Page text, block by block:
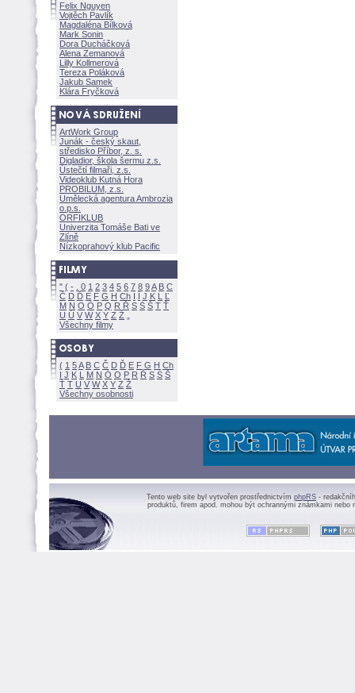
Felix Nguyen
Vojtěch Pavlík
Magdaléna Bílkov
Mark Sonin
Dora Ducháčkov
Alena Zemanov
Lilly Kollmerov
Tereza Polákov
Jakub Samek
Klára Fryčkov
ArtWork Group
Junák - český skaut,
středisko Příbor, z. s.
Digladior, škola šermu z.s.
Ústečtí filmaři, z.s.
Videoklub Kutná Hora
PROBILUM, z.s.
Umělecká agentura Ambrozia
o.p.s.
ORFIKLUB
Univerzita Tomáše Bati ve
Zlíně
Nízkoprahový klub Pacific
" ( - 0 1 2 3 4 5 6 7 8 9A B C
Č D Ď E F G H Ch I Í J K L
Ľ
M N O Ó P Q R Ř S Ś T Ť
U Ú V W X Y Z
Všechny filmy
( 1 5A B C Č D Ď E F G H Ch
I J K L M N Ó O P R Ř S Ś
Ť T U V W X Y Z
Všechny osobnosti
Tento web site byl vytvořen prostřednictvím phpRS -
produktů, firem apod. mohou být ochrannými známkami